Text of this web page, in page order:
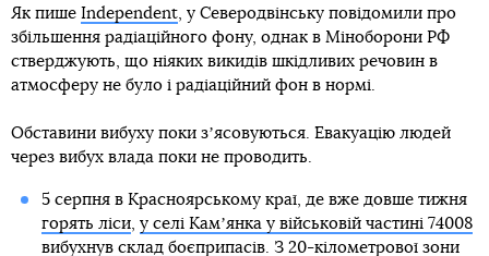
Як пише Independent, у Северодвінську повідомили про
збільшення радіаційного фону, однак в Міноборони РФ
стверджують, що ніяких викидів шкідливих речовин в
атмосферу не було і радіаційний фон в нормі.
Обставини вибуху поки зʼясовуються. Евакуацію людей
через вибух влада поки не проводить.
5 серпня в Красноярському краї, де вже довше тижня
горять ліси, у селі Камʼянка у військовій частині 74008
вибухнув склад боєприпасів. З 20-кілометрової зони